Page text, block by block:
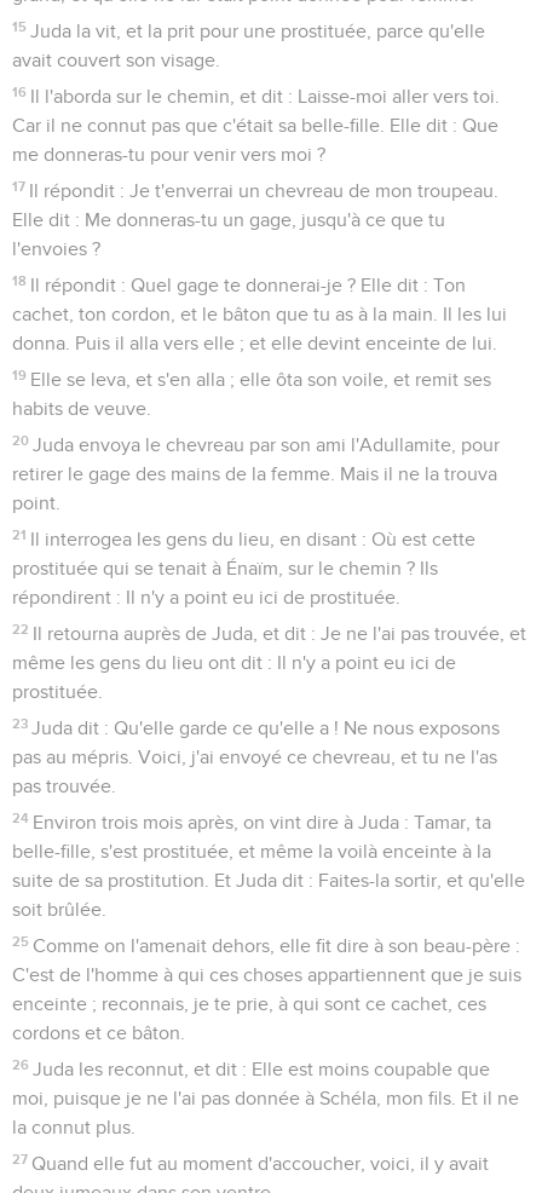
15 Juda la vit, et la prit pour une prostituée, parce qu'elle
avait couvert son visage.
16 Il l'aborda sur le chemin, et dit : Laisse-moi aller vers toi.
Car il ne connut pas que c'était sa belle-fille. Elle dit : Que
me donneras-tu pour venir vers moi ?
17 Il répondit : Je t'enverrai un chevreau de mon troupeau.
Elle dit : Me donneras-tu un gage, jusqu'à ce que tu
l'envoies ?
18 Il répondit : Quel gage te donnerai-je ? Elle dit : Ton
cachet, ton cordon, et le bâton que tu as à la main. Il les lui
donna. Puis il alla vers elle ; et elle devint enceinte de lui.
19 Elle se leva, et s'en alla ; elle ôta son voile, et remit ses
habits de veuve.
20 Juda envoya le chevreau par son ami l'Adullamite, pour
retirer le gage des mains de la femme. Mais il ne la trouva
point.
21 Il interrogea les gens du lieu, en disant : Où est cette
prostituée qui se tenait à Énaïm, sur le chemin ? Ils
répondirent : Il n'y a point eu ici de prostituée.
22 Il retourna auprès de Juda, et dit : Je ne l'ai pas trouvée, et
même les gens du lieu ont dit : Il n'y a point eu ici de
prostituée.
23 Juda dit : Qu'elle garde ce qu'elle a ! Ne nous exposons
pas au mépris. Voici, j'ai envoyé ce chevreau, et tu ne l'as
pas trouvée.
24 Environ trois mois après, on vint dire à Juda : Tamar, ta
belle-fille, s'est prostituée, et même la voilà enceinte à la
suite de sa prostitution. Et Juda dit : Faites-la sortir, et qu'elle
soit brûlée.
25 Comme on l'amenait dehors, elle fit dire à son beau-père :
C'est de l'homme à qui ces choses appartiennent que je suis
enceinte ; reconnais, je te prie, à qui sont ce cachet, ces
cordons et ce bâton.
26 Juda les reconnut, et dit : Elle est moins coupable que
moi, puisque je ne l'ai pas donnée à Schéla, mon fils. Et il ne
la connut plus.
27 Quand elle fut au moment d'accoucher, voici, il y avait